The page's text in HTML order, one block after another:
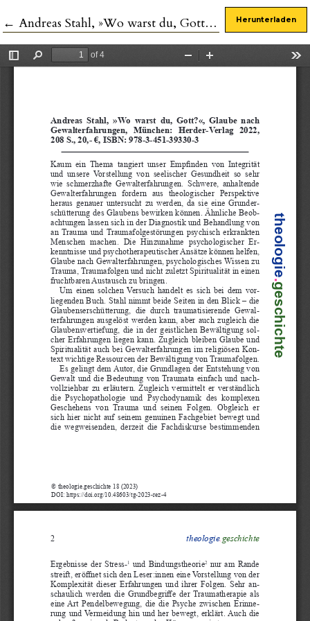
← Zu Artikeldetails zurückkehren
Andreas Stahl, »Wo warst du, Gott?«, Glaube nach Gewalterfahrungen Herunterladen